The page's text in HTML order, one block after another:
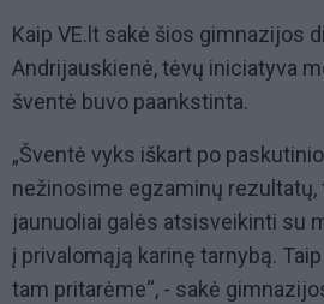
Kaip VE.lt sakė šios gimnazijos
Andrijauskienė, tėvų iniciatyva
šventė buvo paankstinta.
„Šventė vyks iškart po
nežinosime egzaminų rezultatų,
jaunuoliai galės atsisveikinti su
į privalomąją karinę tarnybą.
tam pritarėme“, - sakė